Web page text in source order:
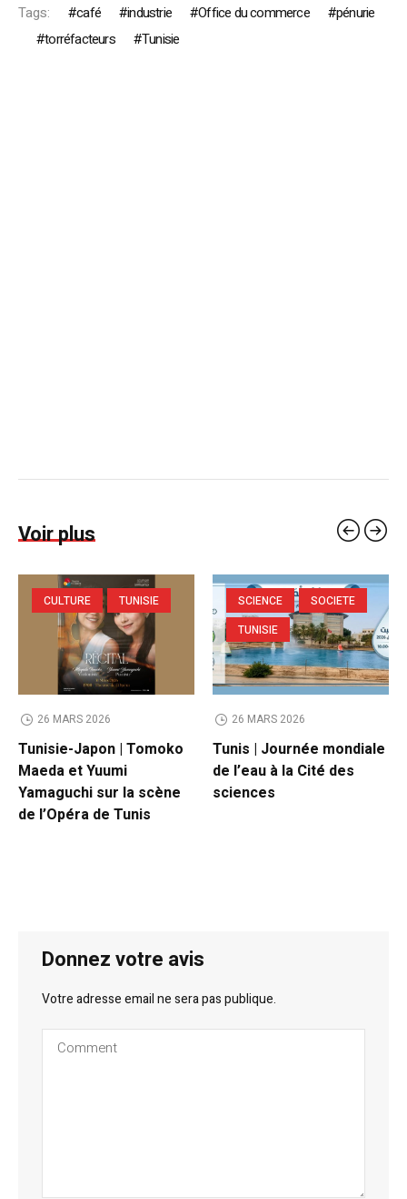
Tags: café industrie Office du commerce
pénurie
torréfacteurs
Tunisie
Voir plus
CULTURE TUNISIE
26 MARS 2026
Tunisie-Japon | Tomoko
Maeda et Yuumi
Yamaguchi sur la scène
de l’Opéra de Tunis
SCIENCE
SOCIETE
TUNISIE
26 MARS 2026
Tunis | Journée mondiale
de l’eau à la Cité des
sciences
Donnez votre avis
Votre adresse email ne sera pas publique.